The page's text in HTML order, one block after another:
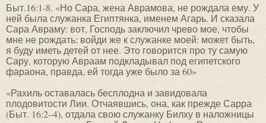
Быт.16:1-8. «Но Сара, жена Аврамова, не рождала ему. У
ней была служанка Египтянка, именем Агарь. И сказала
Сара Авраму: вот, Господь заключил чрево мое, чтобы
мне не рождать; войди же к служанке моей: может быть,
я буду иметь детей от нее. Это говорится про ту самую
Сару, которую Авраам подкладывал под египетского
фараона, правда, ей тогда уже было за 60»
«Рахиль оставалась бесплодна и завидовала
плодовитости Лии. Отчаявшись, она, как прежде Сарра
(Быт. 16:2–4), отдала свою служанку Билху в наложницы